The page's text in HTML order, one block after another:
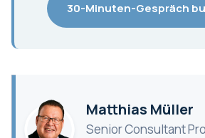
30-Minuten-Gespräch
Matthias Müller
Senior Consultant